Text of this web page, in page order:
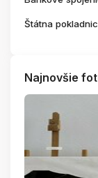
Štátna
Najnovšie